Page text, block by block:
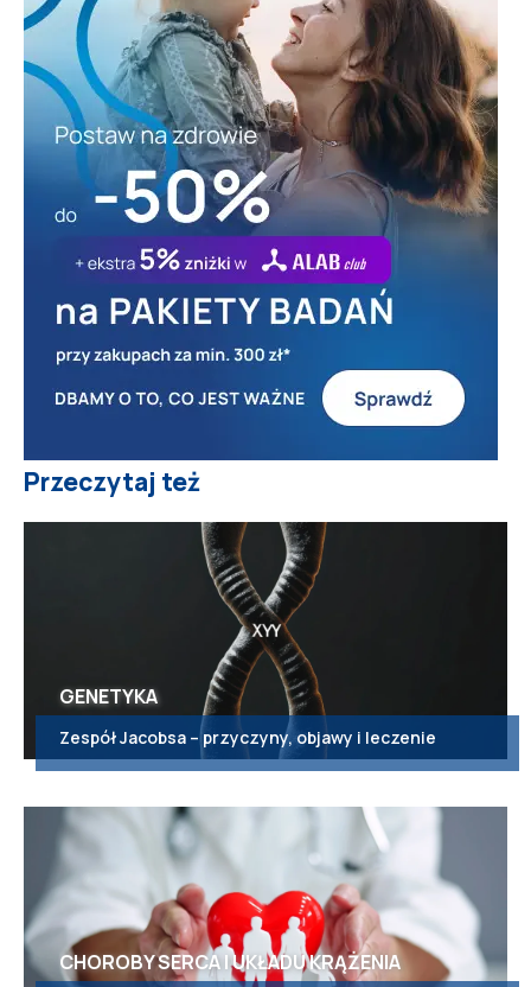
Przeczytaj też
GENETYKA
Zespół Jacobsa – przyczyny, objawy i leczenie
CHOROBY SERCA I UKŁADU KRĄŻENIA